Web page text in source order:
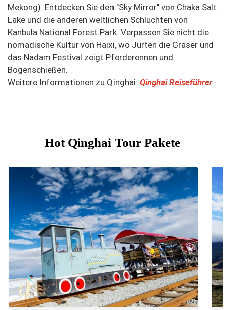
Mekong). Entdecken Sie den "Sky Mirror" von Chaka Salt
Lake und die anderen weltlichen Schluchten von
Kanbula National Forest Park. Verpassen Sie nicht die
nomadische Kultur von Haixi, wo Jurten die Gräser und
das Nadam Festival zeigt Pferderennen und
Bogenschießen.
Weitere Informationen zu Qinghai: Qinghai Reiseführer
Hot Qinghai Tour Pakete